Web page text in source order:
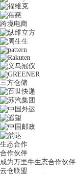
跨境电商
三方仓储
生态合作
合作伙伴
成为万里牛生态合作伙伴
云仓联盟